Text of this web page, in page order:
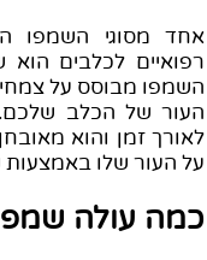
מסוגי השמפו
לכלבים הוא
מבוסס על
של הכלב
זמן והוא
העור שלו באמצעות
עולה